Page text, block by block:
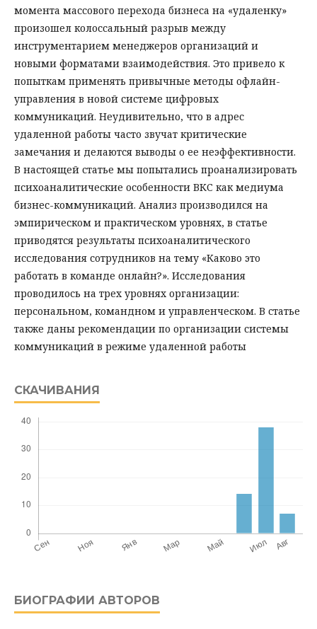
момента массового перехода бизнеса на «удаленку»
произошел колоссальный разрыв между
инструментарием менеджеров организаций и
новыми форматами взаимодействия. Это привело к
попыткам применять привычные методы офлайн-
управления в новой системе цифровых
коммуникаций. Неудивительно, что в адрес
удаленной работы часто звучат критические
замечания и делаются выводы о ее неэффективности.
В настоящей статье мы попытались проанализировать
психоаналитические особенности ВКС как медиума
бизнес-коммуникаций. Анализ производился на
эмпирическом и практическом уровнях, в статье
приводятся результаты психоаналитического
исследования сотрудников на тему «Каково это
работать в команде онлайн?». Исследования
проводилось на трех уровнях организации:
персональном, командном и управленческом. В статье
также даны рекомендации по организации системы
коммуникаций в режиме удаленной работы
СКАЧИВАНИЯ
БИОГРАФИИ АВТОРОВ